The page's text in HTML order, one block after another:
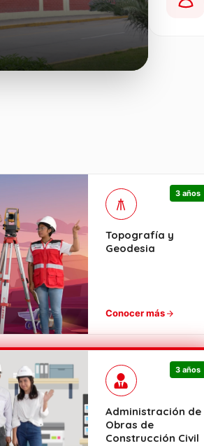
3 años
Topografía y
Geodesia
Conocer más
3 años
Administración de
Obras de
Construcción Civil